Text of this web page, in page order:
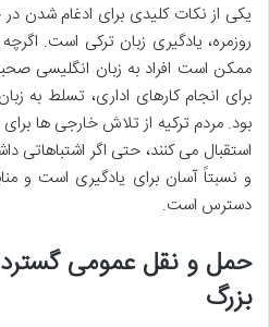
یکی از نکات کلیدی برای ادغام شدن
روزمره، یادگیری زبان ترکی است.
ممکن است افراد به زبان انگلیسی
برای انجام کارهای اداری، تسلط به
بود. مردم ترکیه از تلاش خارجی ها
استقبال می کنند، حتی اگر اشتباهاتی
و نسبتاً آسان برای یادگیری است و
دسترس است.
حمل و نقل عمومی
بزرگ